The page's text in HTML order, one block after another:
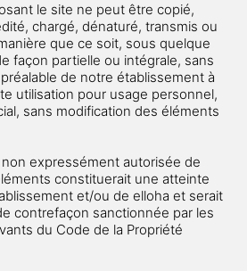
le site ne peut être copié,
chargé, dénaturé, transmis ou
que ce soit, sous quelque
façon partielle ou intégrale, sans
de notre établissement à
utilisation pour usage personnel,
sans modification des éléments
expressément autorisée de
constituerait une atteinte
et/ou de elloha et serait
contrefaçon sanctionnée par les
du Code de la Propriété